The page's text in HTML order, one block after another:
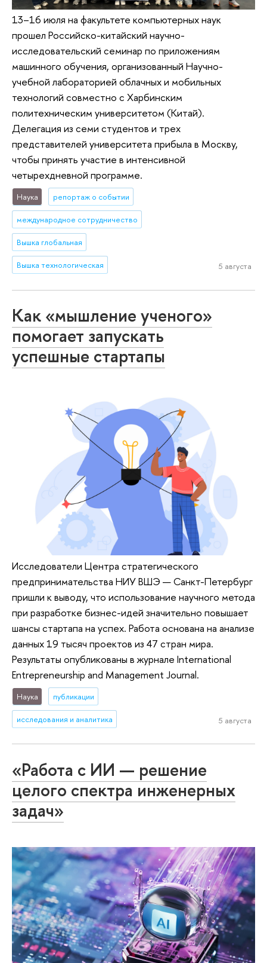
13–16 июля на факультете компьютерных наук
прошел Российско-китайский научно-
исследовательский семинар по приложениям
машинного обучения, организованный Научно-
учебной лабораторией облачных и мобильных
технологий совместно с Харбинским
политехническим университетом (Китай).
Делегация из семи студентов и трех
представителей университета прибыла в Москву,
чтобы принять участие в интенсивной
четырехдневной программе.
Наука репортаж о событии
международное сотрудничество
Вышка глобальная
Вышка технологическая 5 августа
Как «мышление ученого»
помогает запускать
успешные стартапы
Исследователи Центра стратегического
предпринимательства НИУ ВШЭ — Санкт-Петербург
пришли к выводу, что использование научного метода
при разработке бизнес-идей значительно повышает
шансы стартапа на успех. Работа основана на анализе
данных 19 тысяч проектов из 47 стран мира.
Результаты опубликованы в журнале International
Entrepreneurship and Management Journal.
Наука публикации
исследования и аналитика 5 августа
«Работа с ИИ — решение
целого спектра инженерных
задач»